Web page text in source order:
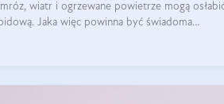
wiatr i ogrzewane powietrze mogą
Jaka więc powinna być świadoma